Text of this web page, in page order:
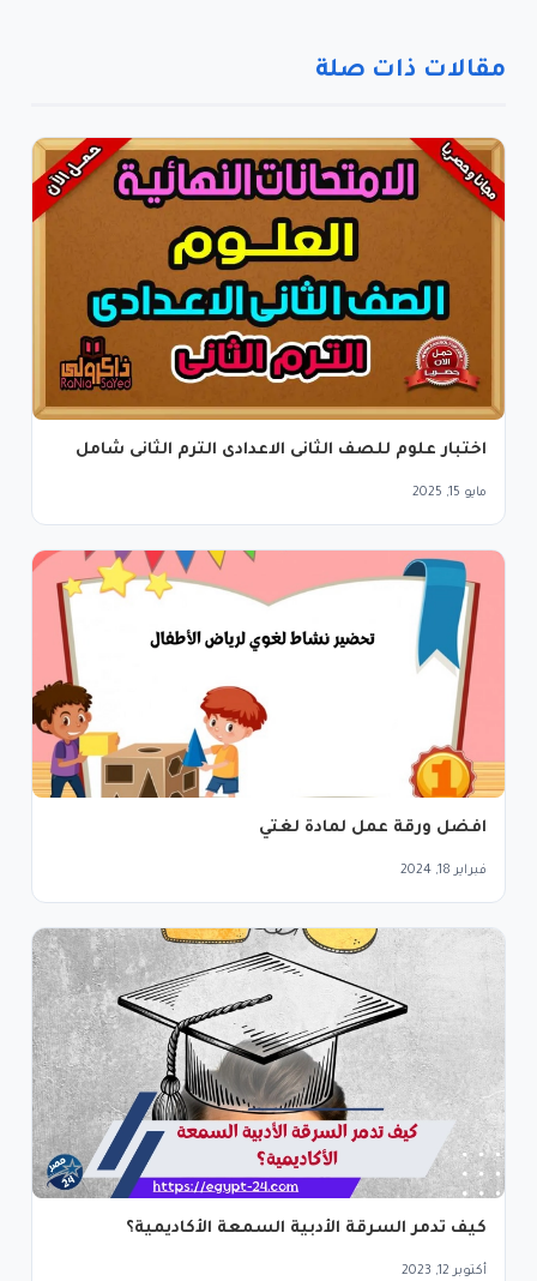
مقالات ذات صلة
اختبار علوم للصف الثانى الاعدادى الترم الثانى شامل
مايو 15, 2025
افضل ورقة عمل لمادة لغتي
فبراير 18, 2024
كيف تدمر السرقة الأدبية السمعة الأكاديمية؟
أكتوبر 12, 2023